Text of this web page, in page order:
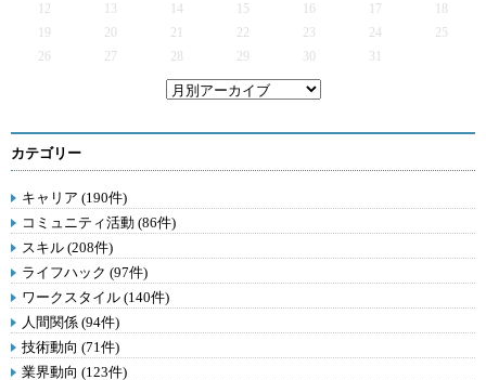
12
13 14 15 16 17
19
20 21 22 23 24
25
26
27 28 29 30 31
カテゴリー
キャリア (190件)
コミュニティ活動 (86件)
スキル (208件)
ライフハック (97件)
ワークスタイル (140件)
人間関係 (94件)
技術動向 (71件)
業界動向 (123件)